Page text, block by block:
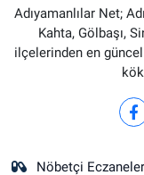
Adıyamanlılar Net;
Kahta, Gölbaşı,
ilçelerinden en
Nöbetçi Eczaneler